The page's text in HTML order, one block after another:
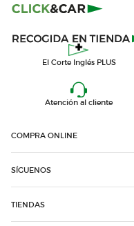
El Corte Inglés PLUS
Atención al cliente
COMPRA ONLINE
SÍGUENOS
TIENDAS